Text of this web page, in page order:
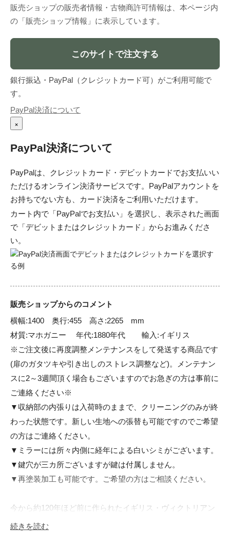
販売ショップの販売者情報・古物商許可情報は、本ページ内
の「販売ショップ情報」に表示しています。
このサイトで注文する
銀行振込・PayPal（クレジットカード可）がご利用可能で
す。
PayPal決済について
×
PayPal決済について
PayPalは、クレジットカード・デビットカードでお支払いい
ただけるオンライン決済サービスです。PayPalアカウントを
お持ちでない方も、カード決済をご利用いただけます。
カート内で「PayPalでお支払い」を選択し、表示された画面
で「デビットまたはクレジットカード」からお進みくださ
い。
販売ショップからのコメント
横幅:1400　奥行:455　高さ:2265　mm
材質:マホガニー	年代:1880年代	輸入:イギリス
※ご注文後に再度調整メンテナンスをして発送する商品です
(扉のガタツキや引き出しのストレス調整など)。メンテナン
スに2～3週間頂く場合もございますのでお急ぎの方は事前に
ご連絡ください※
▼収納部の内張りは入荷時のままで、クリーニングのみが終
わった状態です。新しい生地への張替も可能ですのでご希望
の方はご連絡ください。
▼ミラーには所々内側に経年による白いシミがございます。
▼鍵穴が三カ所ございますが鍵は付属しません。
▼再塗装加工も可能です。ご希望の方はご相談ください。
今から約120年ほど前に作られたイギリス・ヴィクトリアン
後期のシフォニア。ロココ調やゴシック様式を取り入れリバ
続きを読む